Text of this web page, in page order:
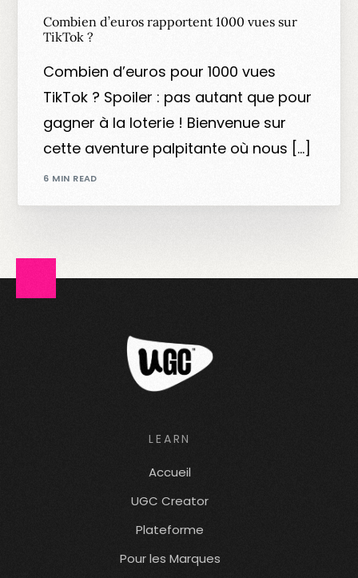
Combien d’euros rapportent 1000 vues sur
TikTok ?
Combien d’euros pour 1000 vues
TikTok ? Spoiler : pas autant que pour
gagner à la loterie ! Bienvenue sur
cette aventure palpitante où nous […]
6 MIN READ
LEARN
Accueil
UGC Creator
Plateforme
Pour les Marques